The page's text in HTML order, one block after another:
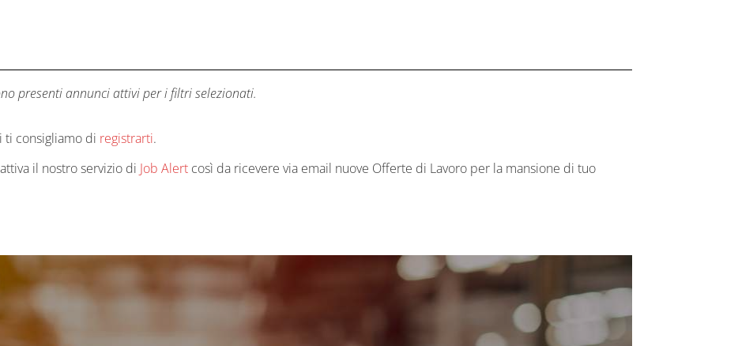
presenti annunci attivi per i filtri selezionati.
ti consigliamo di registrarti.
il nostro servizio di Job Alert così da ricevere via email nuove Offerte di Lavoro per la mansione di tuo